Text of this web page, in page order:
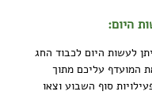
היום:
לעשות היום לכבוד החג
המועדף עליכם מתוך
סוף השבוע וצאו